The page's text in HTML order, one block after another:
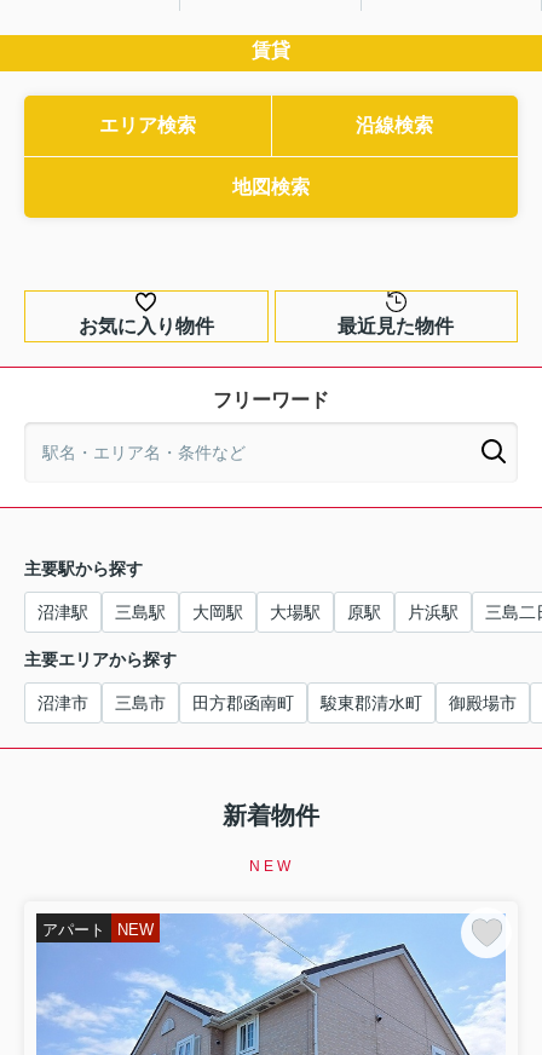
賃貸
エリア検索 沿線検索
地図検索
お気に入り物件 最近見た物件
フリーワード
主要駅から探す
沼津駅 三島駅 大岡駅 大場駅 原駅 片浜駅 三島二
主要エリアから探す
沼津市 三島市 田方郡函南町 駿東郡清水町 御殿場市
新着物件
NEW
アパート NEW